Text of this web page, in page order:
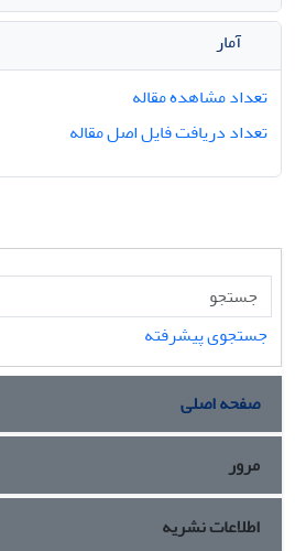
آمار
تعداد مشاهده مقاله
تعداد دریافت فایل اصل مقاله
جستجوی پیشرفته
صفحه اصلی
مرور
اطلاعات نشریه